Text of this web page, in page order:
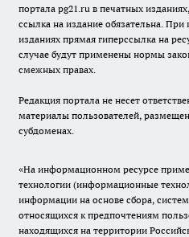
портала pg21.ru в печатных
ссылка на издание обязательна.
изданиях прямая гиперссылка на
случае будут применены нормы
смежных правах.
Редакция портала не несет
материалы пользователей,
субдоменах.
«На информационном ресурсе
технологии (информационные
информации на основе сбора,
относящихся к предпочтениям
находящихся на территории